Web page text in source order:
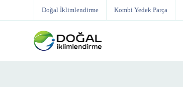
Doğal İklimlendirme Kombi Yedek Parça